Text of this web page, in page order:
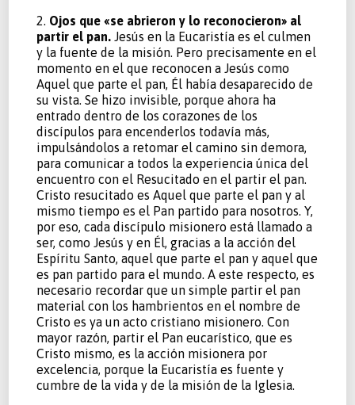
2. Ojos que «se abrieron y lo reconocieron» al
partir el pan. Jesús en la Eucaristía es el culmen
y la fuente de la misión. Pero precisamente en el
momento en el que reconocen a Jesús como
Aquel que parte el pan, Él había desaparecido de
su vista. Se hizo invisible, porque ahora ha
entrado dentro de los corazones de los
discípulos para encenderlos todavía más,
impulsándolos a retomar el camino sin demora,
para comunicar a todos la experiencia única del
encuentro con el Resucitado en el partir el pan.
Cristo resucitado es Aquel que parte el pan y al
mismo tiempo es el Pan partido para nosotros. Y,
por eso, cada discípulo misionero está llamado a
ser, como Jesús y en Él, gracias a la acción del
Espíritu Santo, aquel que parte el pan y aquel que
es pan partido para el mundo. A este respecto, es
necesario recordar que un simple partir el pan
material con los hambrientos en el nombre de
Cristo es ya un acto cristiano misionero. Con
mayor razón, partir el Pan eucarístico, que es
Cristo mismo, es la acción misionera por
excelencia, porque la Eucaristía es fuente y
cumbre de la vida y de la misión de la Iglesia.